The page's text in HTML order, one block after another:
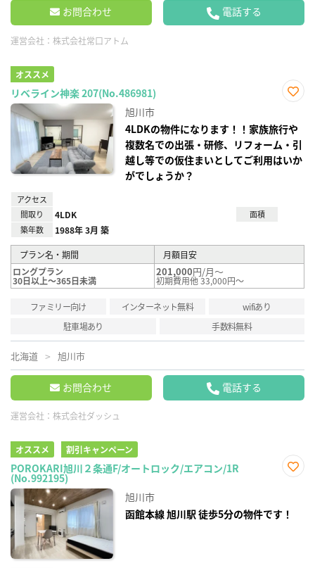
お問合わせ 電話する
運営会社： 株式会社常口アトム
オススメ
リベライン神楽 207(No.486981)
り登
録
旭川市
4LDKの物件になります！！家族旅行や
複数名での出張・研修、リフォーム・引
越し等での仮住まいとしてご利用はいか
がでしょうか？
アクセス
間取り
4LDK
面積
築年数
1988年 3月 築
プラン名・期間
月額目安
ロングプラン
30日以上～365日未満
201,000円/月～
初期費用他 33,000円～
ファミリー向け インターネット無料
wifiあり
駐車場あり
手数料無料
北海道 旭川市
お問合わせ 電話する
運営会社： 株式会社ダッシュ
オススメ 割引キャンペーン
POROKARI旭川２条通F/オートロック/エアコン/1R
(No.992195)
録
旭川市
函館本線 旭川駅 徒歩5分の物件です！